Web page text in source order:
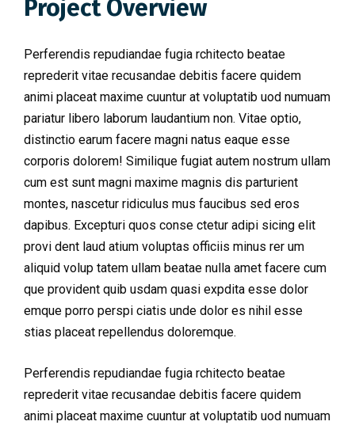
Project Overview
Perferendis repudiandae fugia rchitecto beatae
reprederit vitae recusandae debitis facere quidem
animi placeat maxime cuuntur at voluptatib uod numuam
pariatur libero laborum laudantium non. Vitae optio,
distinctio earum facere magni natus eaque esse
corporis dolorem! Similique fugiat autem nostrum ullam
cum est sunt magni maxime magnis dis parturient
montes, nascetur ridiculus mus faucibus sed eros
dapibus. Excepturi quos conse ctetur adipi sicing elit
provi dent laud atium voluptas officiis minus rer um
aliquid volup tatem ullam beatae nulla amet facere cum
que provident quib usdam quasi expdita esse dolor
emque porro perspi ciatis unde dolor es nihil esse
stias placeat repellendus doloremque.
Perferendis repudiandae fugia rchitecto beatae
reprederit vitae recusandae debitis facere quidem
animi placeat maxime cuuntur at voluptatib uod numuam